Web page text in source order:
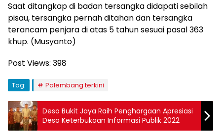
Saat ditangkap di badan tersangka didapati sebilah
pisau, tersangka pernah ditahan dan tersangka
terancam penjara di atas 5 tahun sesuai pasal 363
khup. (Musyanto)
Post Views: 398
Tag: Palembang terkini
Desa Bukit Jaya Raih Penghargaan Apresiasi
Desa Keterbukaan Informasi Publik 2022